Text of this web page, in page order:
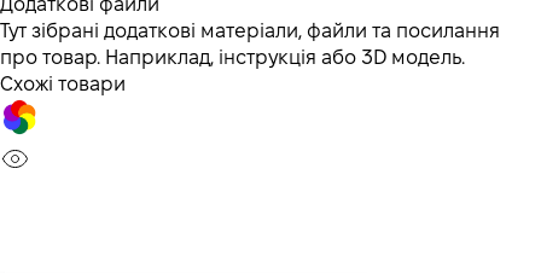
Додаткові файли
Тут зібрані додаткові матеріали, файли та посилання
про товар. Наприклад, інструкція або 3D модель.
Схожі товари